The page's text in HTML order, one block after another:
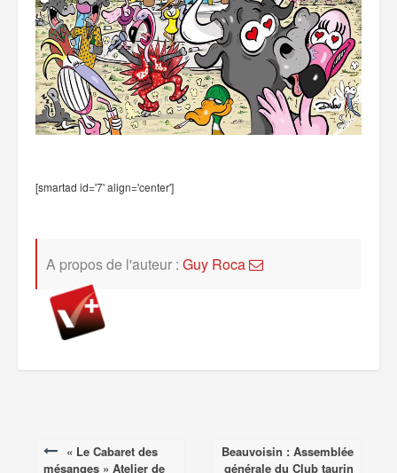
[smartad id='7' align='center']
A propos de l'auteur : Guy Roca
« Le Cabaret des
mésanges » Atelier de
Beauvoisin : Assemblée
générale du Club taurin